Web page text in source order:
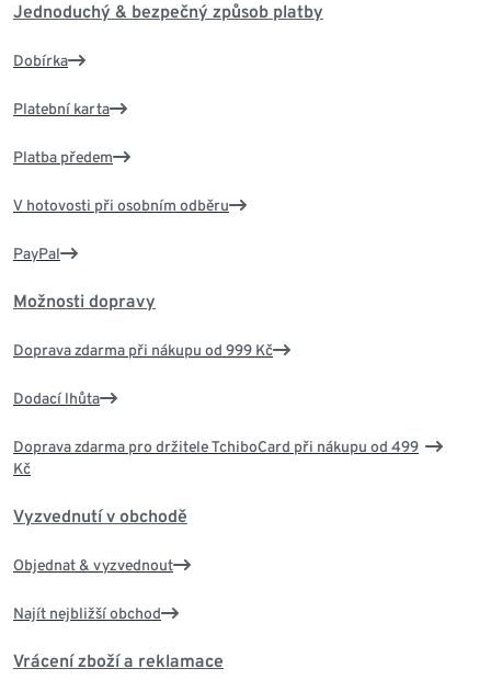
Jednoduchý & bezpečný způsob platby
Dobírka
Platební karta
Platba předem
V hotovosti při osobním odběru
PayPal
Možnosti dopravy
Doprava zdarma při nákupu od 999 Kč
Dodací lhůta
Doprava zdarma pro držitele TchiboCard při nákupu od 499
Kč
Vyzvednutí v obchodě
Objednat & vyzvednout
Najít nejbližší obchod
Vrácení zboží a reklamace